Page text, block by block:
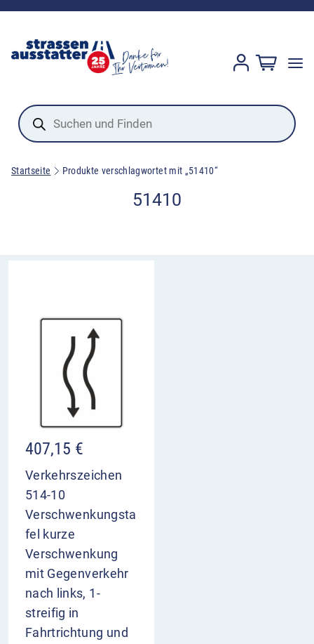
Products
search
Startseite Produkte verschlagwortet mit „51410“
51410
407,15 €
Verkehrszeichen
514-10
Verschwenkungsta
fel kurze
Verschwenkung
mit Gegenverkehr
nach links, 1-
streifig in
Fahrtrichtung und